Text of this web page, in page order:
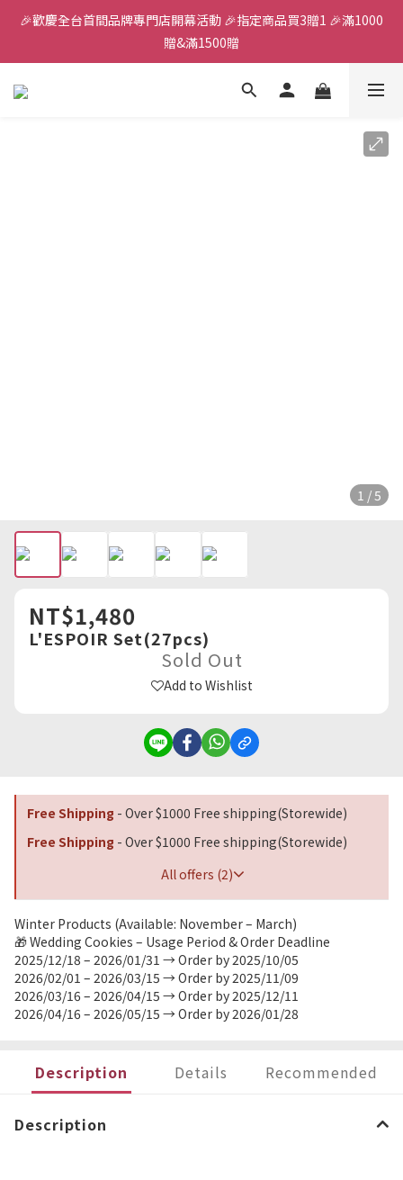
全館滿千免運
🎉歡慶全台首間品牌專門店開幕活動 🎉指定商品買3贈1 🎉滿1000
贈&滿1500贈
✨首加入會員獲得200元購物金✨生日禮金300元
1 / 5
NT$1,480
L'ESPOIR Set(27pcs)
Sold Out
Add to Wishlist
Free Shipping - Over $1000 Free shipping(Storewide)
Free Shipping - Over $1000 Free shipping(Storewide)
All offers (2)
Winter Products (Available: November – March)
🎁 Wedding Cookies – Usage Period & Order Deadline
2025/12/18 – 2026/01/31 → Order by 2025/10/05
2026/02/01 – 2026/03/15 → Order by 2025/11/09
2026/03/16 – 2026/04/15 → Order by 2025/12/11
2026/04/16 – 2026/05/15 → Order by 2026/01/28
Description Details Recommended
Description